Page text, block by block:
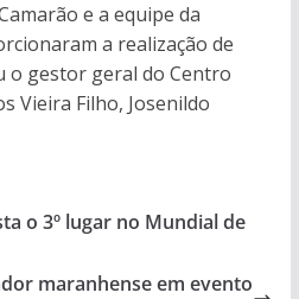
e a equipe da
a realização de
o gestor geral do Centro
Vieira Filho, Josenildo
o 3º lugar no Mundial de
maranhense em evento